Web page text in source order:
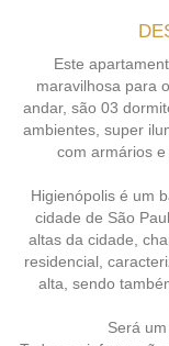
Este
maravilhosa para
andar, são 03
ambientes, super
com armários
Higienópolis é um
cidade de São
altas da cidade,
residencial,
alta, sendo
Será